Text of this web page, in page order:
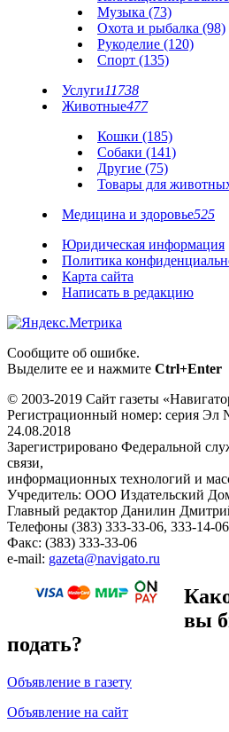
Музыка (73)
Охота и рыбалка (98)
Рукоделие (120)
Спорт (135)
Услуги11738
Животные477
Кошки (185)
Собаки (141)
Другие (75)
Товары для
Медицина и здоровье525
Юридическая информация
Политика
Карта сайта
Написать в редакцию
Сообщите об ошибке.
Выделите ее и нажмите Ctrl+Enter
© 2003-2019 Сайт газеты
Регистрационный номер: серия
24.08.2018
Зарегистрировано Федеральной
связи,
информационных технологий и
Учредитель: ООО Издательский
Главный редактор Данилин
Телефоны (383) 333-33-06, 333-14-06
Факс: (383) 333-33-06
e-mail: gazeta@navigato.ru
вы
подать?
Объявление в газету
Объявление на сайт